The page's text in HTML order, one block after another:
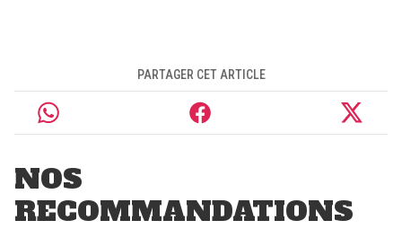
PARTAGER CET ARTICLE
NOS
RECOMMANDATIONS